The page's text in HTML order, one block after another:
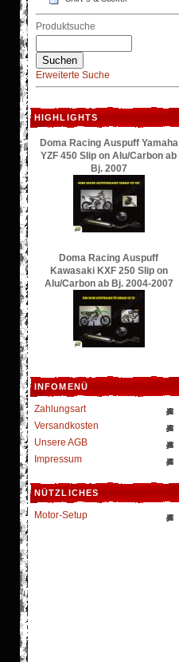
Produktsuche
Erweiterte Suche
HIGHLIGHTS
Doma Racing Auspuff Yamaha
YZF 450 Slip on Alu/Carbon ab
Bj. 2007
Doma Racing Auspuff
Kawasaki KXF 250 Slip on
Alu/Carbon ab Bj. 2004-2007
INFOMENÜ
Zahlungsart
Versandkosten
Unsere AGB
Impressum
NÜTZLICHES
Motor-Setup